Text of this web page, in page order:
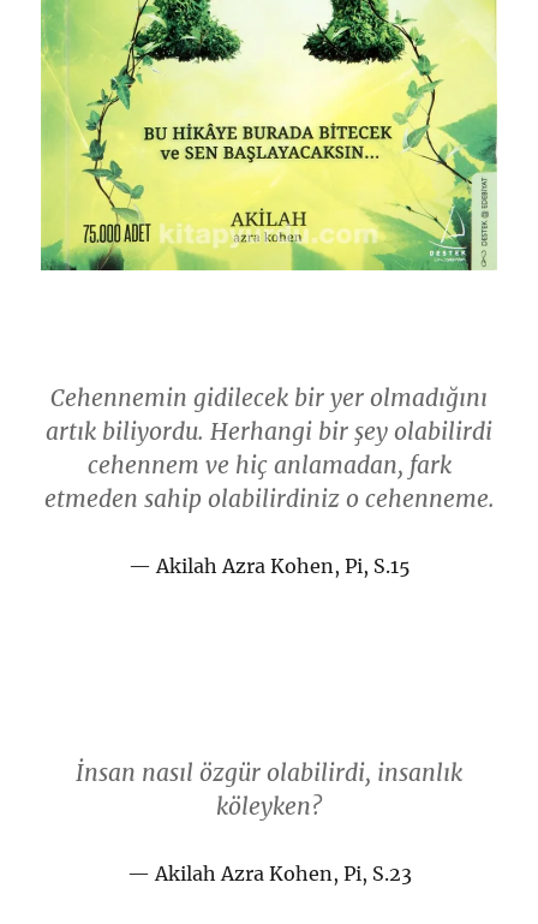
Cehennemin gidilecek bir yer olmadığını
artık biliyordu. Herhangi bir şey olabilirdi
cehennem ve hiç anlamadan, fark
etmeden sahip olabilirdiniz o cehenneme.
Akilah Azra Kohen, Pi, S.15
İnsan nasıl özgür olabilirdi, insanlık
köleyken?
Akilah Azra Kohen, Pi, S.23